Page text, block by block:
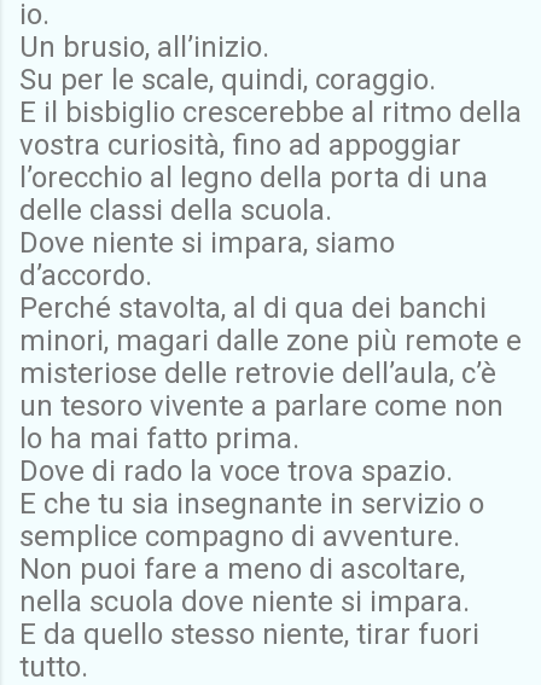
io.
Un brusio, all’inizio.
Su per le scale, quindi, coraggio.
E il bisbiglio crescerebbe al ritmo della
vostra curiosità, fino ad appoggiar
l’orecchio al legno della porta di una
delle classi della scuola.
Dove niente si impara, siamo
d’accordo.
Perché stavolta, al di qua dei banchi
minori, magari dalle zone più remote e
misteriose delle retrovie dell’aula, c’è
un tesoro vivente a parlare come non
lo ha mai fatto prima.
Dove di rado la voce trova spazio.
E che tu sia insegnante in servizio o
semplice compagno di avventure.
Non puoi fare a meno di ascoltare,
nella scuola dove niente si impara.
E da quello stesso niente, tirar fuori
tutto.